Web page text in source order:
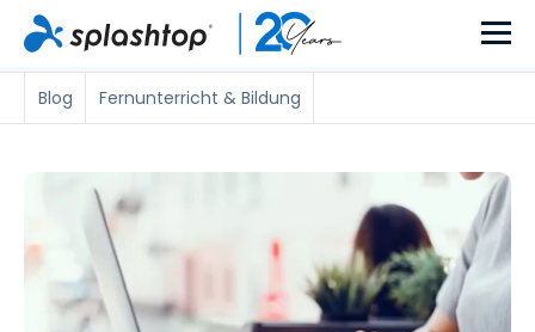
Blog Fernunterricht & Bildung